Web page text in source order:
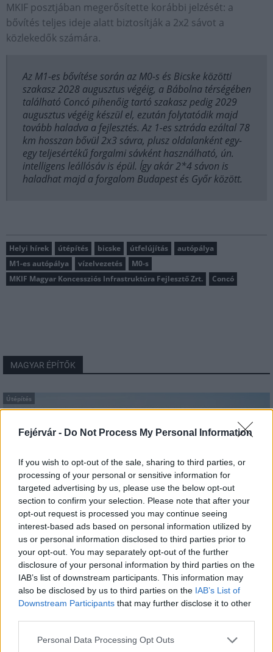
Fejérvár - Do Not Process My Personal Information
If you wish to opt-out of the sale, sharing to third parties, or
processing of your personal or sensitive information for
targeted advertising by us, please use the below opt-out
section to confirm your selection. Please note that after your
opt-out request is processed you may continue seeing
interest-based ads based on personal information utilized by
us or personal information disclosed to third parties prior to
your opt-out. You may separately opt-out of the further
disclosure of your personal information by third parties on the
IAB’s list of downstream participants. This information may
also be disclosed by us to third parties on the IAB’s List of
Downstream Participants that may further disclose it to other
Please note that this website/app uses one or more Google
Personal Data Processing Opt Outs
MKIF posztjában megerősítette korábbi jelzését: a
bővítés teljes ideje alatt biztosítják a 2x2 sávot a
közlekedők számára.
Az M1-es bővítése során az M0-s és Bicske közötti
szakasz 2028 augusztus végéig, a Bábolna térségében
található Concó pihenőig tartó szakasz pedig 2029
augusztus végéig készül el, ezután folytatódik majd
tovább haladva a fejlesztés. Az 1-es sztráda ezáltal 78
km hosszan bővül 2x3 sávra, plusz oldalanként egy-
egy teljesértékű forgalmi sávként használható, ún.
intelligens leállósáv is épül. Így akár 2*4 sávon is
haladhat majd a forgalom Budapest és Győr között.
Helyi hírek útépítés bicske útfelújítás
autópálya
M1-es autópálya
vízelvezetés
M0-s
MKIF Magyar Koncessziós Infrastruktúra Fejlesztő Zrt.
Concó
MAGYAR ÉPÍTŐK
Útépítés
útfelújítás XVIII. kerület
Szinte teljes hosszában megújítják a Lakatos úti
lakótelep legfontosabb utcáját
Pestszentlőrinc egyik első lakótelepén kanyarog a Dolgozó utca,
amelynek komplex burkolatmegújításáért felel a Profunda Bau.